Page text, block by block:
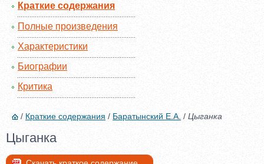
Краткие содержания
Полные произведения
Характеристики
Биографии
Критика
/ Краткие содержания / Баратынский Е.А. / Цыганка
Цыганка